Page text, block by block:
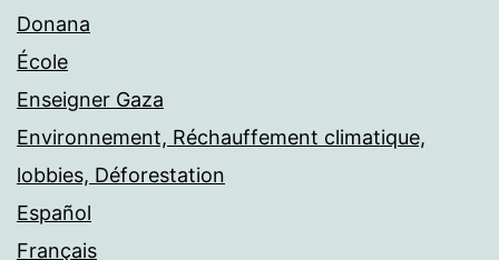
Donana
École
Enseigner Gaza
Environnement, Réchauffement climatique,
lobbies, Déforestation
Español
Français